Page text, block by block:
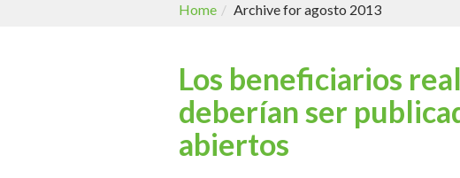
Home Archive for agosto 2013
Los beneficiarios
deberían ser
abiertos